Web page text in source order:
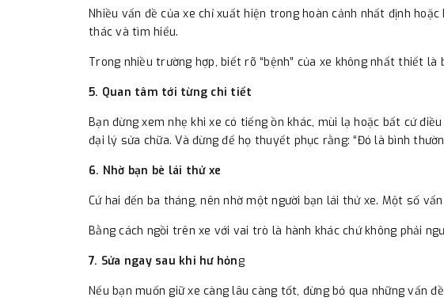
Nhiều vấn đề của xe chỉ xuất hiện trong hoàn cảnh nhất định
thác và tìm hiểu.
Trong nhiều trường hợp, biết rõ “bệnh” của xe không nhất thiết
5. Quan tâm tới từng chi tiết
Bạn đừng xem nhẹ khi xe có tiếng ồn khác, mùi lạ hoặc bất cứ
đại lý sửa chữa. Và đừng để họ thuyết phục rằng: “Đó là bình
6. Nhờ bạn bè lái thử xe
Cứ hai đến ba tháng, nên nhờ một người bạn lái thử xe. Một số
Bằng cách ngồi trên xe với vai trò là hành khác chứ không phải
7. Sửa ngay sau khi hư hỏng
Nếu bạn muốn giữ xe càng lâu càng tốt, đừng bỏ qua những